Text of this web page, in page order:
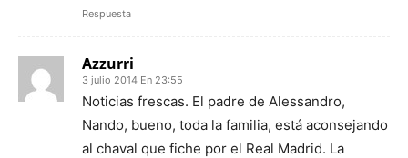
Respuesta
Azzurri
3 julio 2014 En 23:55
Noticias frescas. El padre de Alessandro,
Nando, bueno, toda la familia, está aconsejando
al chaval que fiche por el Real Madrid. La